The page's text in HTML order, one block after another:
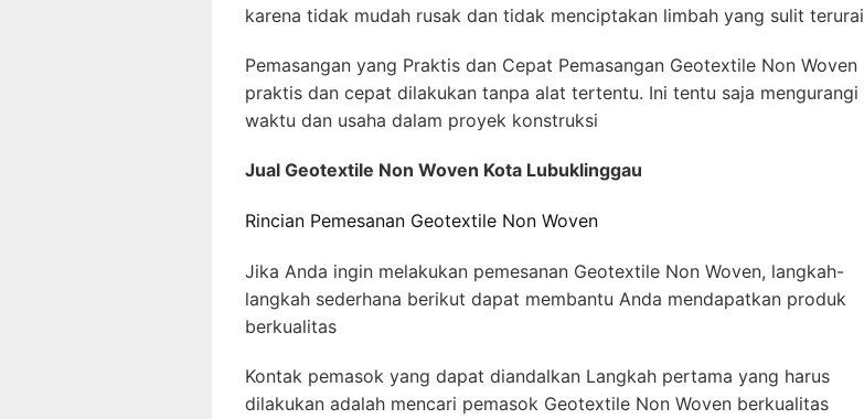
karena tidak mudah rusak dan tidak menciptakan limbah yang sulit terurai
Pemasangan yang Praktis dan Cepat Pemasangan Geotextile Non Woven
praktis dan cepat dilakukan tanpa alat tertentu. Ini tentu saja mengurangi
waktu dan usaha dalam proyek konstruksi
Jual Geotextile Non Woven Kota Lubuklinggau
Rincian Pemesanan Geotextile Non Woven
Jika Anda ingin melakukan pemesanan Geotextile Non Woven, langkah-
langkah sederhana berikut dapat membantu Anda mendapatkan produk
berkualitas
Kontak pemasok yang dapat diandalkan Langkah pertama yang harus
dilakukan adalah mencari pemasok Geotextile Non Woven berkualitas